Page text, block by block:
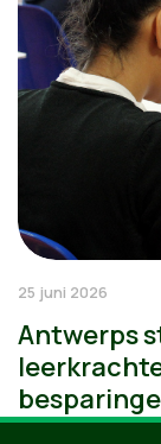
25 juni 2026
Antwerps